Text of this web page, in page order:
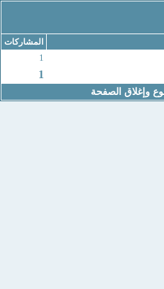
المشاركات
1
1
وإغلاق الصفحة